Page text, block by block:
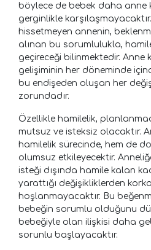
böylece de bebek daha anne
gerginlikle
hissetmeyen annenin,
alınan bu sorumlulukla,
geçireceği bilinmektedir. Anne
gelişiminin her döneminde
bu endişeden oluşan her
zorundadır.
Özellikle hamilelik,
mutsuz ve isteksiz olacaktır.
hamilelik sürecinde, hem de
olumsuz etkileyecektir.
isteği dışında hamile kalan
yarattığı değişikliklerden
hoşlanmayacaktır. Bu
bebeğin sorumlu olduğunu
bebeğiyle olan ilişkisi daha
sorunlu başlayacaktır.